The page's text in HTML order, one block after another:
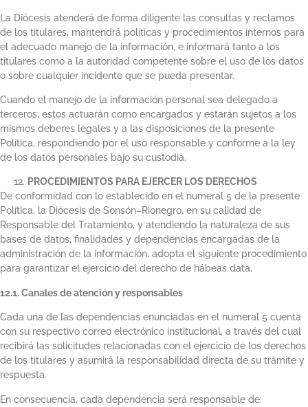
La Diócesis atenderá de forma diligente las consultas y reclamos
de los titulares, mantendrá políticas y procedimientos internos para
el adecuado manejo de la información, e informará tanto a los
titulares como a la autoridad competente sobre el uso de los datos
o sobre cualquier incidente que se pueda presentar.
Cuando el manejo de la información personal sea delegado a
terceros, estos actuarán como encargados y estarán sujetos a los
mismos deberes legales y a las disposiciones de la presente
Política, respondiendo por el uso responsable y conforme a la ley
de los datos personales bajo su custodia.
PROCEDIMIENTOS PARA EJERCER LOS DERECHOS
De conformidad con lo establecido en el numeral 5 de la presente
Política, la Diócesis de Sonsón–Rionegro, en su calidad de
Responsable del Tratamiento, y atendiendo la naturaleza de sus
bases de datos, finalidades y dependencias encargadas de la
administración de la información, adopta el siguiente procedimiento
para garantizar el ejercicio del derecho de hábeas data.
12.1. Canales de atención y responsables
Cada una de las dependencias enunciadas en el numeral 5 cuenta
con su respectivo correo electrónico institucional, a través del cual
recibirá las solicitudes relacionadas con el ejercicio de los derechos
de los titulares y asumirá la responsabilidad directa de su trámite y
respuesta.
En consecuencia, cada dependencia será responsable de: